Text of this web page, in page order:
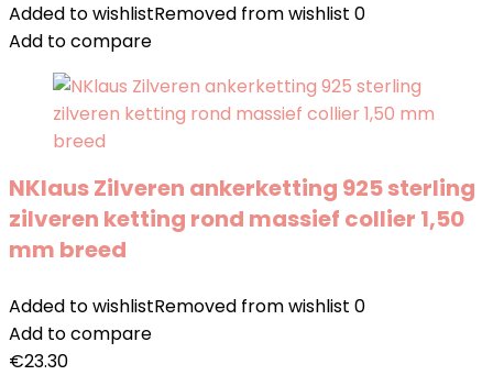
Added to wishlistRemoved from wishlist 0
Add to compare
NKlaus Zilveren ankerketting 925 sterling
zilveren ketting rond massief collier 1,50
mm breed
Added to wishlistRemoved from wishlist 0
Add to compare
€23.30